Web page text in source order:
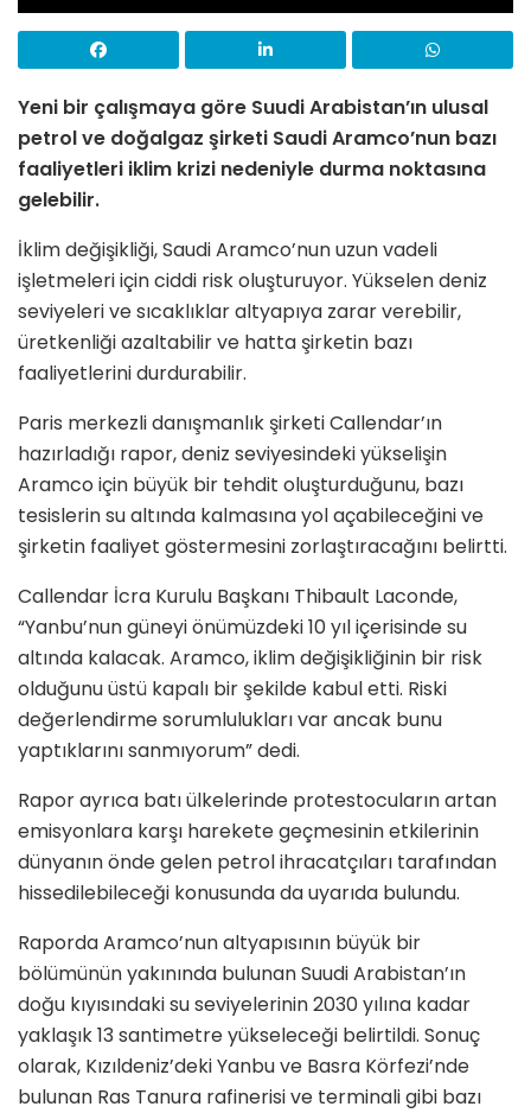
Yeni bir çalışmaya göre Suudi Arabistan’ın ulusal
petrol ve doğalgaz şirketi Saudi Aramco’nun bazı
faaliyetleri iklim krizi nedeniyle durma noktasına
gelebilir.
İklim değişikliği, Saudi Aramco’nun uzun vadeli
işletmeleri için ciddi risk oluşturuyor. Yükselen deniz
seviyeleri ve sıcaklıklar altyapıya zarar verebilir,
üretkenliği azaltabilir ve hatta şirketin bazı
faaliyetlerini durdurabilir.
Paris merkezli danışmanlık şirketi Callendar’ın
hazırladığı rapor, deniz seviyesindeki yükselişin
Aramco için büyük bir tehdit oluşturduğunu, bazı
tesislerin su altında kalmasına yol açabileceğini ve
şirketin faaliyet göstermesini zorlaştıracağını belirtti.
Callendar İcra Kurulu Başkanı Thibault Laconde,
“Yanbu’nun güneyi önümüzdeki 10 yıl içerisinde su
altında kalacak. Aramco, iklim değişikliğinin bir risk
olduğunu üstü kapalı bir şekilde kabul etti. Riski
değerlendirme sorumlulukları var ancak bunu
yaptıklarını sanmıyorum” dedi.
Rapor ayrıca batı ülkelerinde protestocuların artan
emisyonlara karşı harekete geçmesinin etkilerinin
dünyanın önde gelen petrol ihracatçıları tarafından
hissedilebileceği konusunda da uyarıda bulundu.
Raporda Aramco’nun altyapısının büyük bir
bölümünün yakınında bulunan Suudi Arabistan’ın
doğu kıyısındaki su seviyelerinin 2030 yılına kadar
yaklaşık 13 santimetre yükseleceği belirtildi. Sonuç
olarak, Kızıldeniz’deki Yanbu ve Basra Körfezi’nde
bulunan Ras Tanura rafinerisi ve terminali gibi bazı